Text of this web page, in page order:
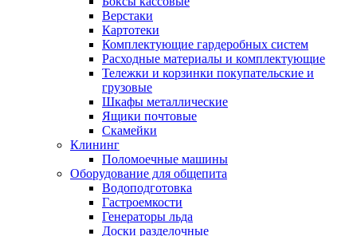
Верстаки
Картотеки
Комплектующие гардеробных систем
Расходные материалы и комплектующие
Тележки и корзинки покупательские и
грузовые
Шкафы металлические
Ящики почтовые
Скамейки
Клининг
Поломоечные машины
Оборудование для общепита
Водоподготовка
Гастроемкости
Генераторы льда
Доски разделочные